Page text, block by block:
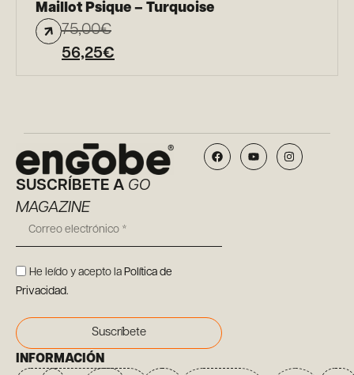
Maillot Psique – Turquoise
75,00€
56,25€
SUSCRÍBETE A GO
MAGAZINE
He leído y acepto la Política de
Privacidad.
Suscríbete
INFORMACIÓN